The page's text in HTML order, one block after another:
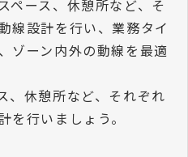
ペース、休憩所など、そ
線設計を行い、業務タイ
ゾーン内外の動線を最適
、休憩所など、それぞれ
を行いましょう。